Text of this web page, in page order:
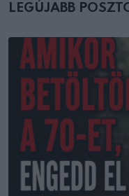
LEGÚJABB